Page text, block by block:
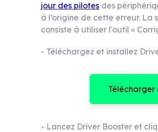
jour des pilotes des
à l’origine de cette erreur.
consiste à utiliser l'outil «
- Téléchargez et installez
- Lancez Driver Booster et